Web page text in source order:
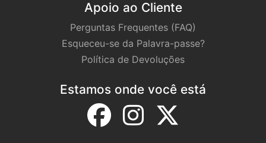
Apoio ao Cliente
Perguntas Frequentes (FAQ)
Esqueceu-se da Palavra-passe?
Política de Devoluções
Estamos onde você está